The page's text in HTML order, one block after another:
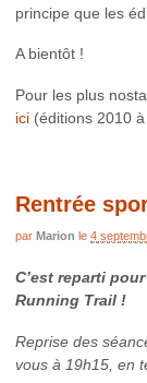
principe que les
A bientôt !
Pour les plus
ici (éditions 2010 à
Rentrée
par Marion le 4
C’est reparti
Running Trail !
Reprise des
vous à 19h15, en